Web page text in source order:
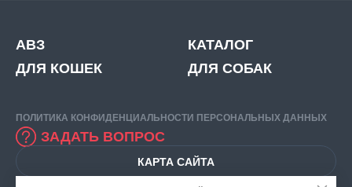
АВЗ
КАТАЛОГ
ДЛЯ КОШЕК
ДЛЯ СОБАК
ПОЛИТИКА КОНФИДЕНЦИАЛЬНОСТИ ПЕРСОНАЛЬНЫХ ДАННЫХ
ЗАДАТЬ ВОПРОС
КАРТА САЙТА